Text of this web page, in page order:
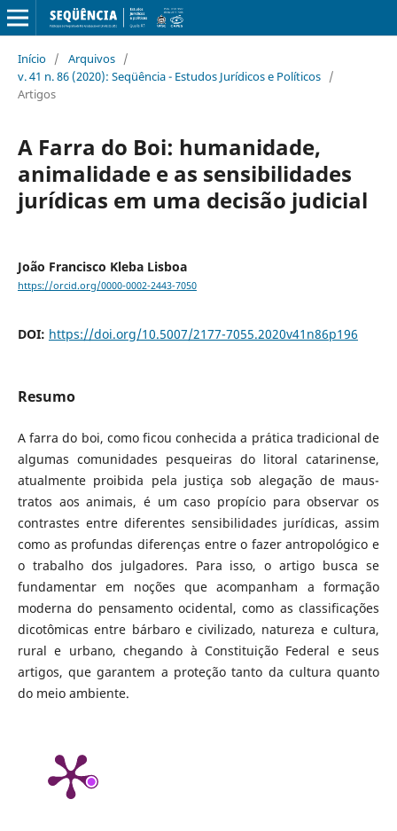
Início / Arquivos /
v. 41 n. 86 (2020): Seqüência - Estudos Jurídicos e Políticos /
Artigos
A Farra do Boi: humanidade,
animalidade e as sensibilidades
jurídicas em uma decisão judicial
João Francisco Kleba Lisboa
https://orcid.org/0000-0002-2443-7050
DOI: https://doi.org/10.5007/2177-7055.2020v41n86p196
Resumo
A farra do boi, como ficou conhecida a prática tradicional de
algumas comunidades pesqueiras do litoral catarinense,
atualmente proibida pela justiça sob alegação de maus-
tratos aos animais, é um caso propício para observar os
contrastes entre diferentes sensibilidades jurídicas, assim
como as profundas diferenças entre o fazer antropológico e
o trabalho dos julgadores. Para isso, o artigo busca se
fundamentar em noções que acompanham a formação
moderna do pensamento ocidental, como as classificações
dicotômicas entre bárbaro e civilizado, natureza e cultura,
rural e urbano, chegando à Constituição Federal e seus
artigos, que garantem a proteção tanto da cultura quanto
do meio ambiente.